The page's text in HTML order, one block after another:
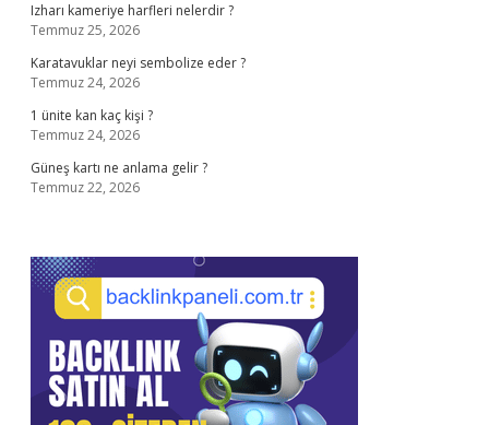
Izharı kameriye harfleri nelerdir ?
Temmuz 25, 2026
Karatavuklar neyi sembolize eder ?
Temmuz 24, 2026
1 ünite kan kaç kişi ?
Temmuz 24, 2026
Güneş kartı ne anlama gelir ?
Temmuz 22, 2026